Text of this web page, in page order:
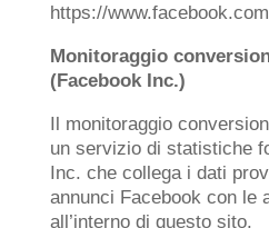
https://
Monitoraggio
(Facebook Inc.)
Il monitoraggio
un servizio di statistiche
Inc. che collega i dati
annunci Facebook con le
all’interno di questo sito.